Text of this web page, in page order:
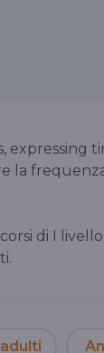
expressing
la
di I